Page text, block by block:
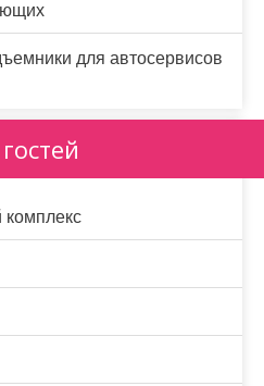
для автосервисов
комплекс